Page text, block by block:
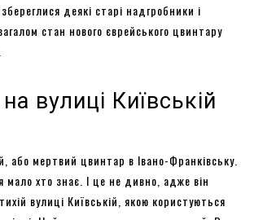
деякі старі надгробники і
стан нового єврейського цвинтару
вулиці Київській
або мертвий цвинтар в Івано-Франківську.
мало хто знає. І це не дивно, адже він
вулиці Київській, якою користуються